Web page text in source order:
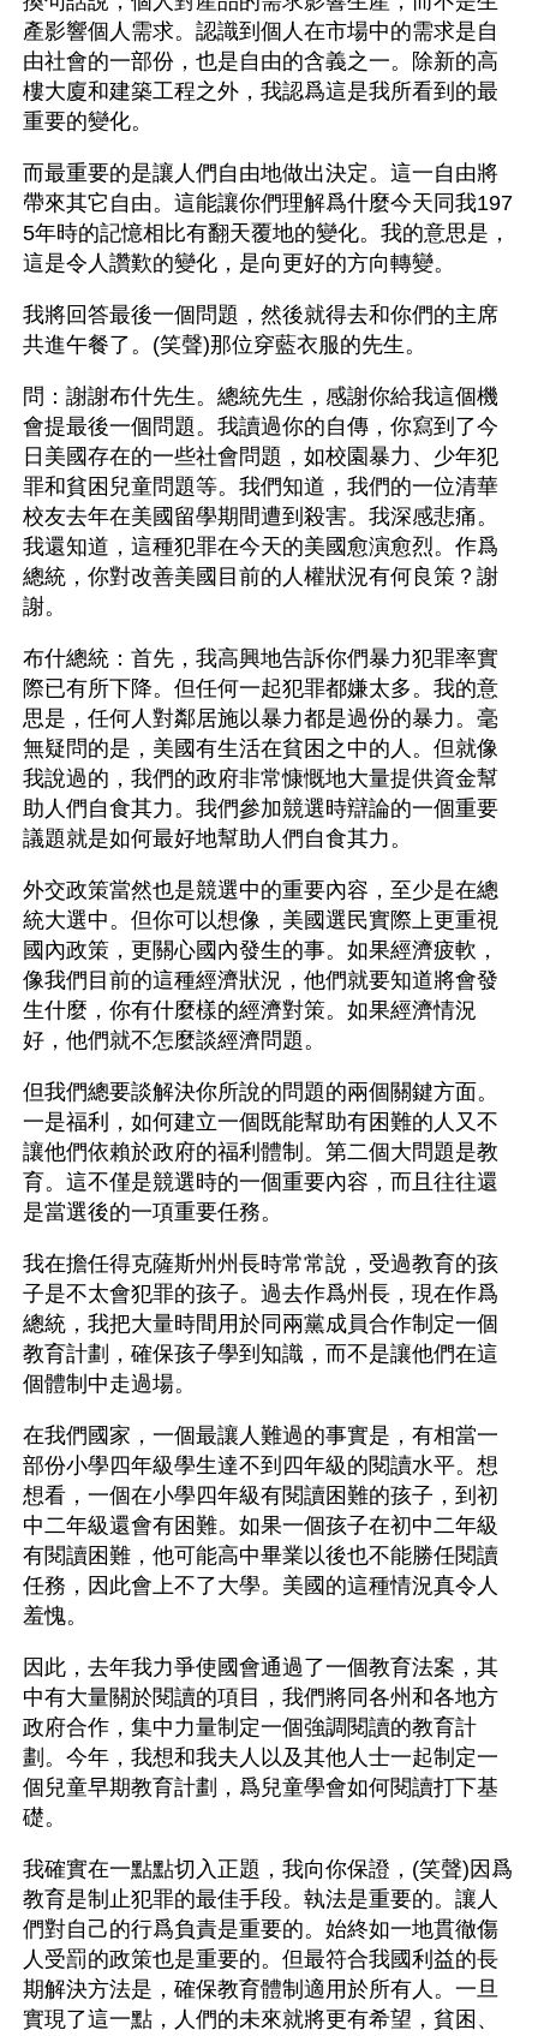
產影響個人需求。認識到個人在市場中的需求是自
由社會的一部份，也是自由的含義之一。除新的高
樓大廈和建築工程之外，我認爲這是我所看到的最
重要的變化。
而最重要的是讓人們自由地做出決定。這一自由將
帶來其它自由。這能讓你們理解爲什麼今天同我197
5年時的記憶相比有翻天覆地的變化。我的意思是，
這是令人讚歎的變化，是向更好的方向轉變。
我將回答最後一個問題，然後就得去和你們的主席
共進午餐了。(笑聲)那位穿藍衣服的先生。
問：謝謝布什先生。總統先生，感謝你給我這個機
會提最後一個問題。我讀過你的自傳，你寫到了今
日美國存在的一些社會問題，如校園暴力、少年犯
罪和貧困兒童問題等。我們知道，我們的一位清華
校友去年在美國留學期間遭到殺害。我深感悲痛。
我還知道，這種犯罪在今天的美國愈演愈烈。作爲
總統，你對改善美國目前的人權狀況有何良策？謝
謝。
布什總統：首先，我高興地告訴你們暴力犯罪率實
際已有所下降。但任何一起犯罪都嫌太多。我的意
思是，任何人對鄰居施以暴力都是過份的暴力。毫
無疑問的是，美國有生活在貧困之中的人。但就像
我說過的，我們的政府非常慷慨地大量提供資金幫
助人們自食其力。我們參加競選時辯論的一個重要
議題就是如何最好地幫助人們自食其力。
外交政策當然也是競選中的重要內容，至少是在總
統大選中。但你可以想像，美國選民實際上更重視
國內政策，更關心國內發生的事。如果經濟疲軟，
像我們目前的這種經濟狀況，他們就要知道將會發
生什麼，你有什麼樣的經濟對策。如果經濟情況
好，他們就不怎麼談經濟問題。
但我們總要談解決你所說的問題的兩個關鍵方面。
一是福利，如何建立一個既能幫助有困難的人又不
讓他們依賴於政府的福利體制。第二個大問題是教
育。這不僅是競選時的一個重要內容，而且往往還
是當選後的一項重要任務。
我在擔任得克薩斯州州長時常常說，受過教育的孩
子是不太會犯罪的孩子。過去作爲州長，現在作爲
總統，我把大量時間用於同兩黨成員合作制定一個
教育計劃，確保孩子學到知識，而不是讓他們在這
個體制中走過場。
在我們國家，一個最讓人難過的事實是，有相當一
部份小學四年級學生達不到四年級的閱讀水平。想
想看，一個在小學四年級有閱讀困難的孩子，到初
中二年級還會有困難。如果一個孩子在初中二年級
有閱讀困難，他可能高中畢業以後也不能勝任閱讀
任務，因此會上不了大學。美國的這種情況真令人
羞愧。
因此，去年我力爭使國會通過了一個教育法案，其
中有大量關於閱讀的項目，我們將同各州和各地方
政府合作，集中力量制定一個強調閱讀的教育計
劃。今年，我想和我夫人以及其他人士一起制定一
個兒童早期教育計劃，爲兒童學會如何閱讀打下基
礎。
我確實在一點點切入正題，我向你保證，(笑聲)因爲
教育是制止犯罪的最佳手段。執法是重要的。讓人
們對自己的行爲負責是重要的。始終如一地貫徹傷
人受罰的政策也是重要的。但最符合我國利益的長
期解決方法是，確保教育體制適用於所有人。一旦
實現了這一點，人們的未來就將更有希望，貧困、